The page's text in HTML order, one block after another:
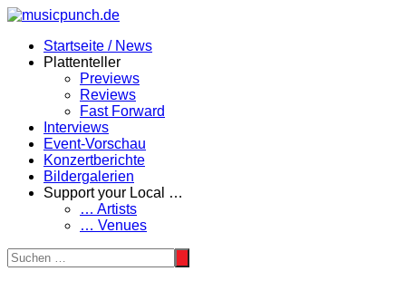
Zum
springenStartseite / News
Plattenteller
Previews
Reviews
Fast Forward
Interviews
Event-Vorschau
Konzertberichte
Bildergalerien
Support your Local …
… Artists
… Venues